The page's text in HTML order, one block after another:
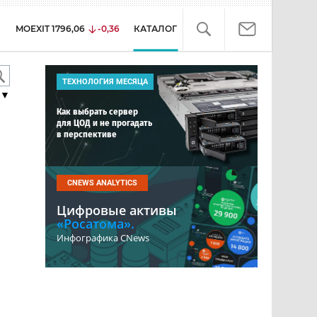
MOEXIT 1796,06 -0,36 КАТАЛОГ
▼
ТЕХНОЛОГИЯ МЕСЯЦА
Как выбрать сервер
для ЦОД и не прогадать
в перспективе
CNEWS ANALYTICS
Цифровые активы
«Росатома».
Инфографика CNews